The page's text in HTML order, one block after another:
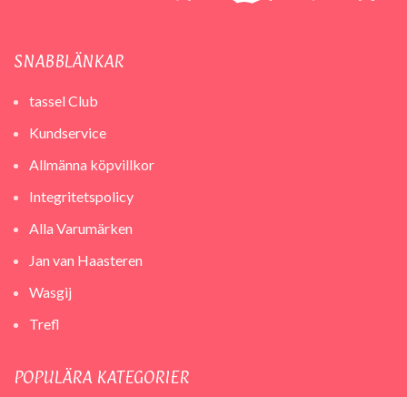
SNABBLÄNKAR
tassel Club
Kundservice
Allmänna köpvillkor
Integritetspolicy
Alla Varumärken
Jan van Haasteren
Wasgij
Trefl
POPULÄRA KATEGORIER